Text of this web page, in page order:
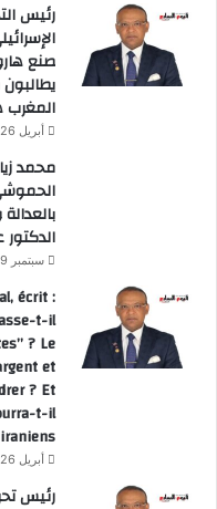
رئيس
صنع
المغرب
أبريل 26, 2026
محمد
سبتمبر 19, 2025
écrit :
t-il
? Le
et
? Et
t-il
?
أبريل 26, 2026
رئيس